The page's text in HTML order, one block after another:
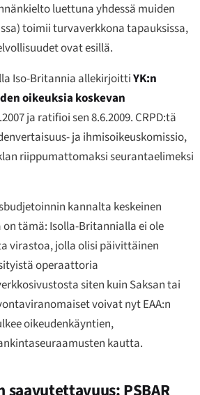
luettuna yhdessä muiden
toimii turvaverkkona tapauksissa,
ovat esillä.
Iso-Britannia allekirjoittiYK:n
oikeuksia koskevan
ja ratifioi sen 8.6.2009. CRPD:tä
ja ihmisoikeuskomissio,
riippumattomaksi seurantaelimeksi
kannalta keskeinen
tämä: Isolla-Britannialla ei ole
virastoa, jolla olisi päivittäinen
operaattoria
siten kuin Saksan tai
voivat nyt EAA:n
oikeudenkäyntien,
kautta.